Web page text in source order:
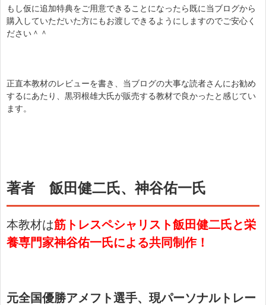
もし仮に追加特典をご用意できることになったら既に当ブログから
購入していただいた方にもお渡しできるようにしますのでご安心く
ださい＾＾
正直本教材のレビューを書き、当ブログの大事な読者さんにお勧め
するにあたり、黒羽根雄大氏が販売する教材で良かったと感じてい
ます。
著者 飯田健二氏、神谷佑一氏
本教材は筋トレスペシャリスト飯田健二氏と栄
養専門家神谷佑一氏による共同制作！
元全国優勝アメフト選手、現パーソナルトレー